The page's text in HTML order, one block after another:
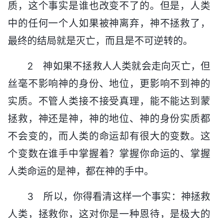
质，这个事实是谁也改变不了的。但是，人类
中的任何一个人如果被神离弃，神不拯救了，
最终的结局就是灭亡，而且是不可逆转的。
2 神如果不拯救人人类就会走向灭亡，但
丝毫不影响神的身份、地位，更影响不到神的
实质。不管人类接不接受真理，能不能达到蒙
拯救，神还是神，神的地位、神的身份实质都
不会变的，而人类的命运却有很大的变数。这
个变数在谁手中掌握着？掌握你命运的、掌握
人类命运的是神，都在神的手中。
3 所以，你得看清这样一个事实：神拯救
人类，拯救你，这对你是一种恩待，是极大的